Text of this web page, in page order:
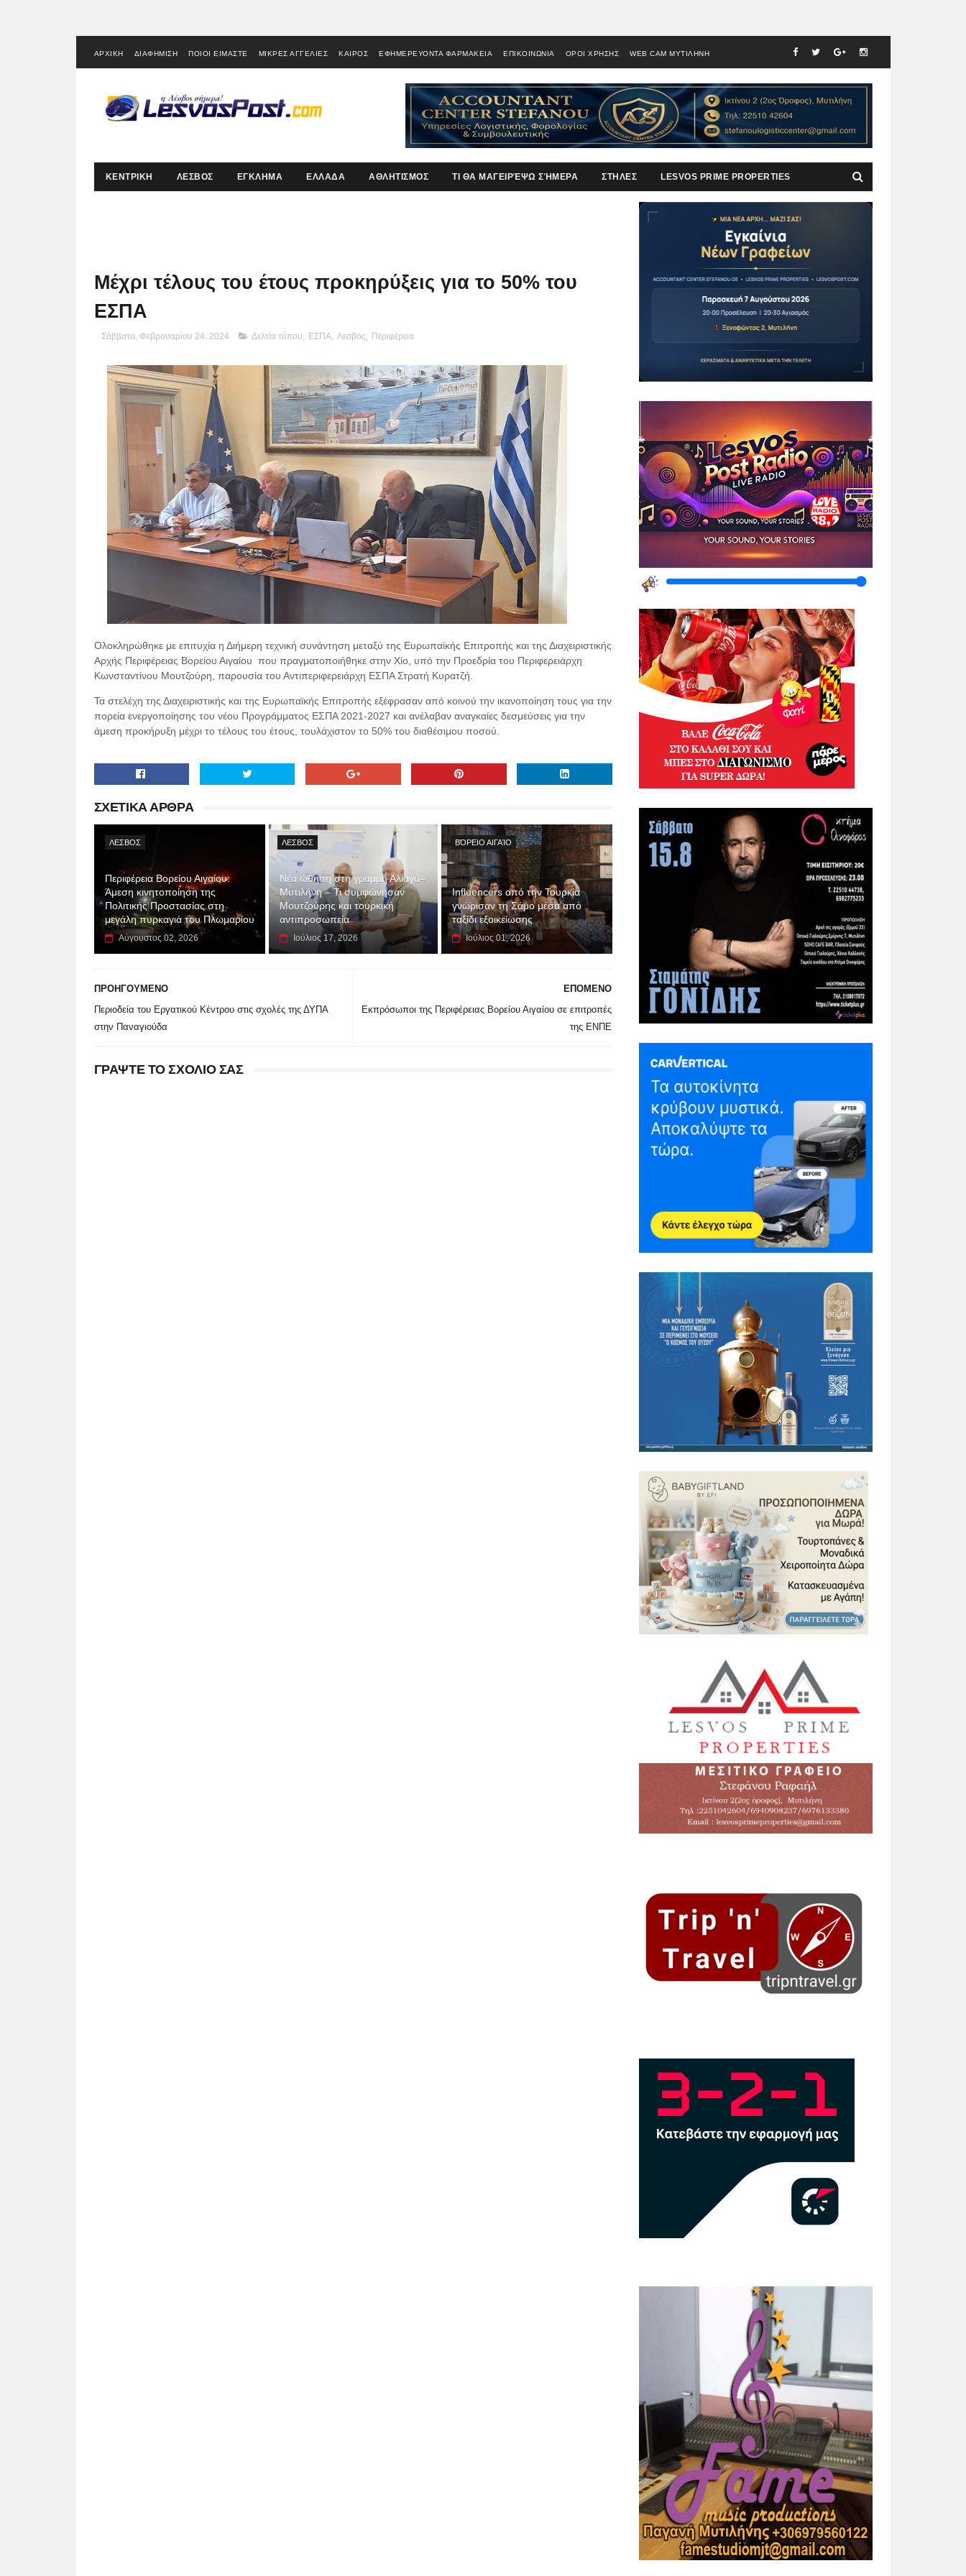
ΑΡΧΙΚΗ ΔΙΑΦΗΜΙΣΗ ΠΟΙΟΙ ΕΙΜΑΣΤΕ ΜΙΚΡΕΣ ΑΓΓΕΛΙΕΣ ΚΑΙΡΟΣ ΕΦΗΜΕΡΕΥΟΝΤΑ ΦΑΡΜΑΚΕΙΑ ΕΠΙΚΟΙΝΩΝΙΑ ΟΡΟΙ ΧΡΗΣΗΣ WEB CAM ΜΥΤΙΛΗΝΗ
ΚΕΝΤΡΙΚΗ ΛΕΣΒΟΣ ΕΓΚΛΗΜΑ ΕΛΛΑΔΑ ΑΘΛΗΤΙΣΜΟΣ ΤΙ ΘΑ ΜΑΓΕΙΡΈΨΩ ΣΉΜΕΡΑ ΣΤΗΛΕΣ LESVOS PRIME PROPERTIES
Μέχρι τέλους του έτους προκηρύξεις για το 50% του
ΕΣΠΑ
Σάββατο, Φεβρουαρίου 24, 2024 Δελτία τύπου, ΕΣΠΑ, Λεσβος, Περιφέρεια
Ολοκληρώθηκε με επιτυχία η Διήμερη τεχνική συνάντηση μεταξύ της Ευρωπαϊκής Επιτροπής και της Διαχειριστικής
Αρχής Περιφέρειας Βορείου Αιγαίου που πραγματοποιήθηκε στην Χίο, υπό την Προεδρία του Περιφερειάρχη
Κωνσταντίνου Μουτζούρη, παρουσία του Αντιπεριφερειάρχη ΕΣΠΑ Στρατή Κυρατζή.
Τα στελέχη της Διαχειριστικής και της Ευρωπαϊκής Επιτροπής εξέφρασαν από κοινού την ικανοποίηση τους για την
πορεία ενεργοποίησης του νέου Προγράμματος ΕΣΠΑ 2021-2027 και ανέλαβαν αναγκαίες δεσμεύσεις για την
άμεση προκήρυξη μέχρι το τέλους του έτους, τουλάχιστον το 50% του διαθέσιμου ποσού.
ΣΧΕΤΙΚΑ ΑΡΘΡΑ
ΛΕΣΒΟΣ
Περιφέρεια Βορείου Αιγαίου:
Άμεση κινητοποίηση της
Πολιτικής Προστασίας στη
μεγάλη πυρκαγιά του Πλωμαρίου
Αύγουστος 02, 2026
ΛΕΣΒΟΣ
Νέα ώθηση στη γραμμή Αλιαγά–
Μυτιλήνη – Τι συμφώνησαν
Μουτζούρης και τουρκική
αντιπροσωπεία
Ιούλιος 17, 2026
ΒΌΡΕΙΟ ΑΙΓΑΊΟ
Influencers από την Τουρκία
γνώρισαν τη Σάμο μέσα από
ταξίδι εξοικείωσης
Ιούλιος 01, 2026
ΕΠΟΜΕΝΟ
Εκπρόσωποι της Περιφέρειας Βορείου Αιγαίου σε επιτροπές
της ΕΝΠΕ
ΠΡΟΗΓΟΥΜΕΝΟ
Περιοδεία του Εργατικού Κέντρου στις σχολές της ΔΥΠΑ
στην Παναγιούδα
ΓΡΑΨΤΕ ΤΟ ΣΧΟΛΙΟ ΣΑΣ